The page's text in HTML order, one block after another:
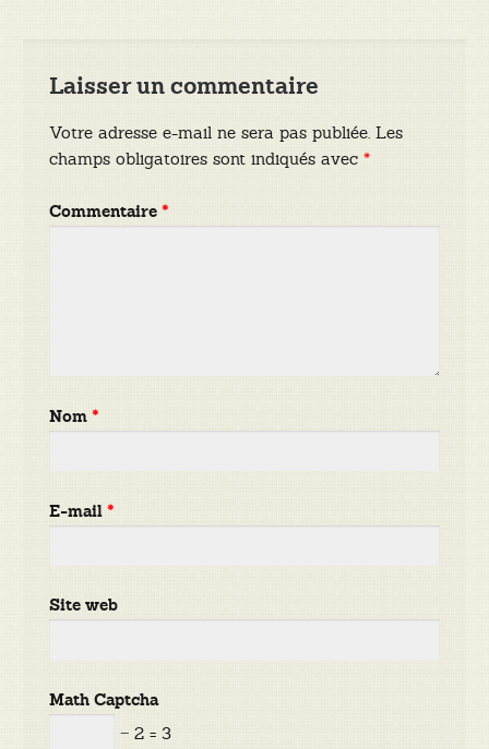
Laisser un commentaire
Votre adresse e-mail ne sera pas publiée. Les
champs obligatoires sont indiqués avec*
Commentaire*
Nom*
E-mail*
Site web
Math Captcha
− 2 = 3